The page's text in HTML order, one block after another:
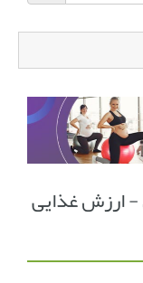
کودک
اوما
ارزش غذایی